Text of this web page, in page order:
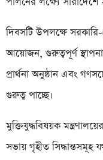
দিবসটি উপলক্ষে সরকারি-
আয়োজন, গুরুত্বপূর্ণ
প্রার্থনা অনুষ্ঠান এবং
গুরুত্ব পাচ্ছে।
মুক্তিযুদ্ধবিষয়ক
সভায় গৃহীত সিদ্ধান্তসমূহ